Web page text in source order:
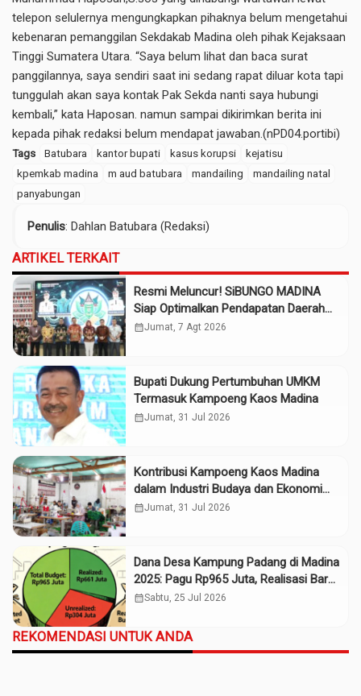
telepon selulernya mengungkapkan pihaknya belum mengetahui
kebenaran pemanggilan Sekdakab Madina oleh pihak Kejaksaan
Tinggi Sumatera Utara. “Saya belum lihat dan baca surat
panggilannya, saya sendiri saat ini sedang rapat diluar kota tapi
tunggulah akan saya kontak Pak Sekda nanti saya hubungi
kembali,” kata Haposan. namun sampai dikirimkan berita ini
kepada pihak redaksi belum mendapat jawaban.(nPD04.portibi)
Tags Batubara kantor bupati kasus korupsi
kejatisu
kpemkab madina
m aud batubara mandailing
mandailing natal
panyabungan
Penulis: Dahlan Batubara (Redaksi)
ARTIKEL TERKAIT
Resmi Meluncur! SiBUNGO MADINA
Siap Optimalkan Pendapatan Daerah
Madina
calendar_monthJumat, 7 Agt 2026
Bupati Dukung Pertumbuhan UMKM
Termasuk Kampoeng Kaos Madina
calendar_monthJumat, 31 Jul 2026
Kontribusi Kampoeng Kaos Madina
dalam Industri Budaya dan Ekonomi
Daerah
calendar_monthJumat, 31 Jul 2026
Dana Desa Kampung Padang di Madina
2025: Pagu Rp965 Juta, Realisasi Baru
Rp661 Juta
calendar_monthSabtu, 25 Jul 2026
REKOMENDASI UNTUK ANDA